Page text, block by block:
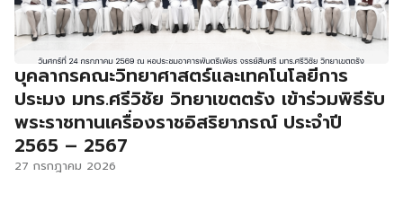
บุคลากรคณะวิทยาศาสตร์และเทคโนโลยีการ
ประมง มทร.ศรีวิชัย วิทยาเขตตรัง เข้าร่วมพิธีรับ
พระราชทานเครื่องราชอิสริยาภรณ์ ประจำปี
2565 – 2567
27 กรกฎาคม 2026